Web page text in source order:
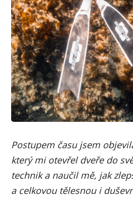
Postupem času jsem
který mi otevřel dveře do
technik a naučil mě, jak
a celkovou tělesnou i